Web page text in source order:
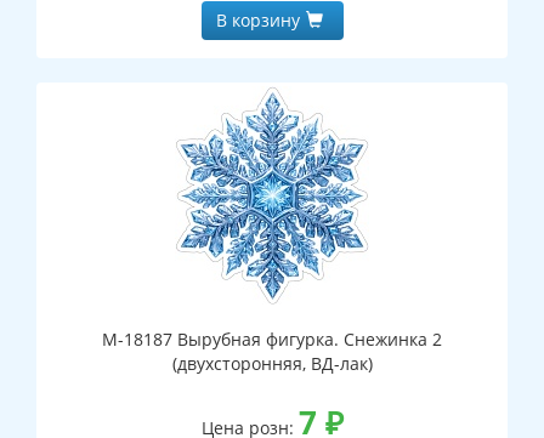
В корзину
М-18187 Вырубная фигурка. Снежинка 2
(двухсторонняя, ВД-лак)
Цена розн: 7 ₽